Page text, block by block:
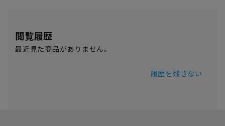
閲覧履歴
最近見た商品がありません。
履歴を残さない